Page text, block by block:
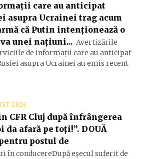
care au anticipat
asupra Ucrainei trag acum
că Putin intenționează o
unei națiuni... Avertizările
de informații care au anticipat
asupra Ucrainei au emis recent
2026
CFR Cluj după înfrângerea
da afară pe toți!”. DOUĂ
postul de
în conducereDupă eșecul suferit de